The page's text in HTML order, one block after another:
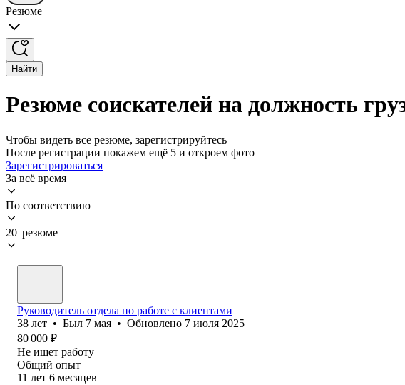
Резюме
Найти
Резюме соискателей на должность
Чтобы видеть все резюме, зарегистрируйтесь
После регистрации покажем ещё 5 и откроем фото
Зарегистрироваться
За всё время
По соответствию
20 резюме
Руководитель отдела по работе с клиентами
38 лет • Был 7 мая • Обновлено 7 июля 2025
80 000 ₽
Не ищет работу
Общий опыт
11 лет 6 месяцев